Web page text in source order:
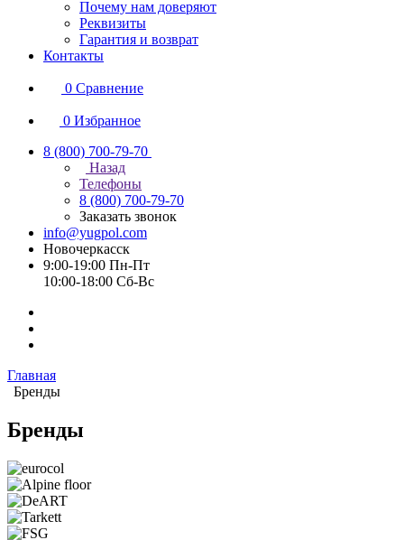
Почему нам доверяют
Реквизиты
Гарантия и возврат
Контакты
0 Сравнение
0 Избранное
8 (800) 700-79-70
Назад
Телефоны
8 (800) 700-79-70
Заказать звонок
info@yugpol.com
Новочеркаcск
9:00-19:00 Пн-Пт
10:00-18:00 Cб-Вс
Главная
Бренды
Бренды